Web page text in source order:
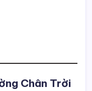
Chân Trời